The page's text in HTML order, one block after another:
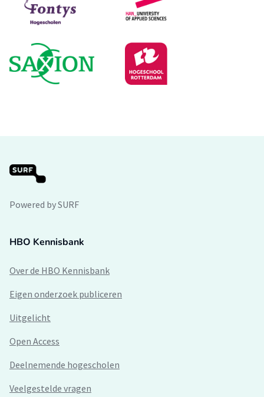
Powered by SURF
HBO Kennisbank
Over de HBO Kennisbank
Eigen onderzoek publiceren
Uitgelicht
Open Access
Deelnemende hogescholen
Veelgestelde vragen